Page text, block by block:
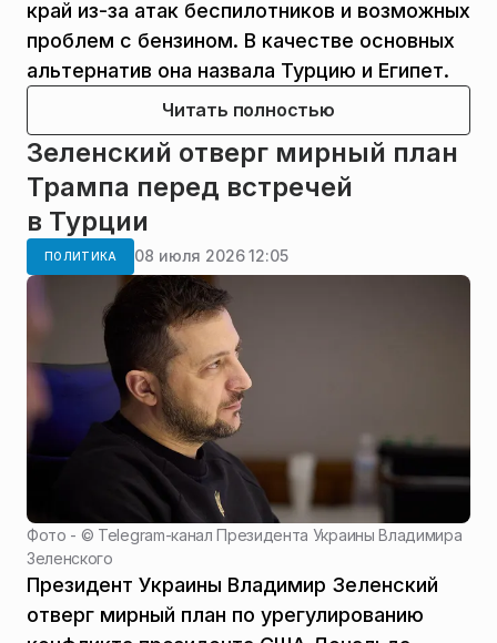
край из-за атак беспилотников и возможных
проблем с бензином. В качестве основных
альтернатив она назвала Турцию и Египет.
Читать полностью
Зеленский отверг мирный план
Трампа перед встречей
в Турции
ПОЛИТИКА 08 июля 2026 12:05
Фото - © Telegram-канал Президента Украины Владимира
Зеленского
Президент Украины Владимир Зеленский
отверг мирный план по урегулированию